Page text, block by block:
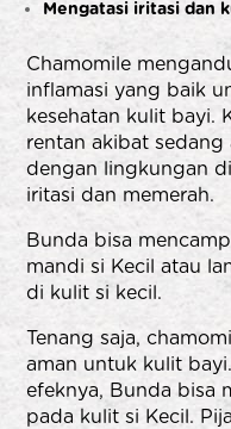
Mengatasi iritasi dan
Chamomile
inflamasi yang baik
kesehatan kulit bayi.
rentan akibat
dengan lingkungan
iritasi dan memerah.
Bunda bisa
mandi si Kecil atau
di kulit si kecil.
Tenang saja,
aman untuk kulit
efeknya, Bunda bisa
pada kulit si Kecil.